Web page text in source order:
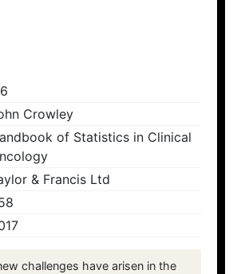
Crowley
of Statistics in Clinical
& Francis Ltd
challenges have arisen in the